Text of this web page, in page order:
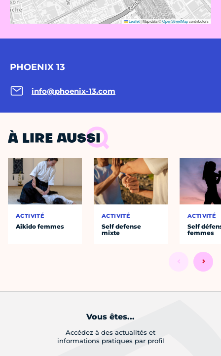
Leaflet|Map data ©OpenStreetMapcontributors
PHOENIX 13
info@phoenix-13.com
À LIRE AUSSI
ACTIVITÉ
Aikido femmes
ACTIVITÉ
Self defense
mixte
ACTIVITÉ
Self
femmes
Vous êtes...
Accédez à des actualités et
informations pratiques par profil